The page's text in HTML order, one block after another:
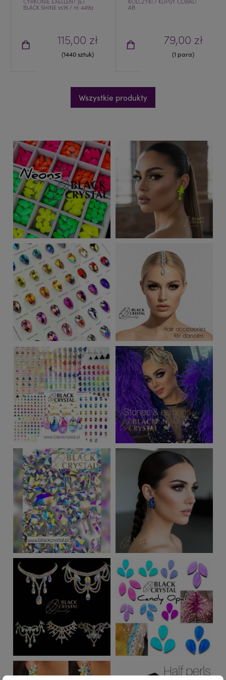
BLACK SHINE ss16 / nr. 449a
115,00 zł
(1440 sztuk)
AB
79,00 zł
(1 para)
Wszystkie produkty